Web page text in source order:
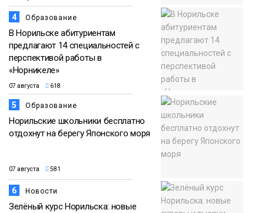
4 Образование
В Норильске абитуриентам
предлагают 14 специальностей с
перспективой работы в
«Норникеле»
07 августа 618
5 Образование
Норильские школьники бесплатно
отдохнут на берегу Японского моря
07 августа 581
6 Новости
Зелёный курс Норильска: новые